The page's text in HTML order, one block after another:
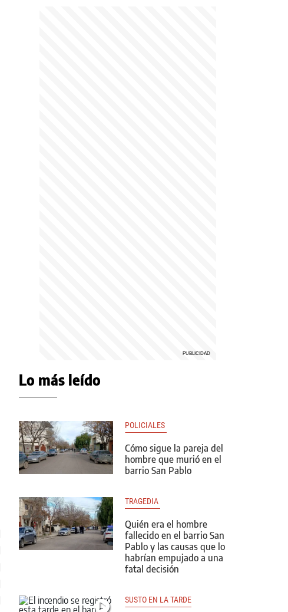
Lo más leído
POLICIALES
Cómo sigue la pareja del
hombre que murió en el
barrio San Pablo
TRAGEDIA
Quién era el hombre
fallecido en el barrio San
Pablo y las causas que lo
habrían empujado a una
fatal decisión
SUSTO EN LA TARDE